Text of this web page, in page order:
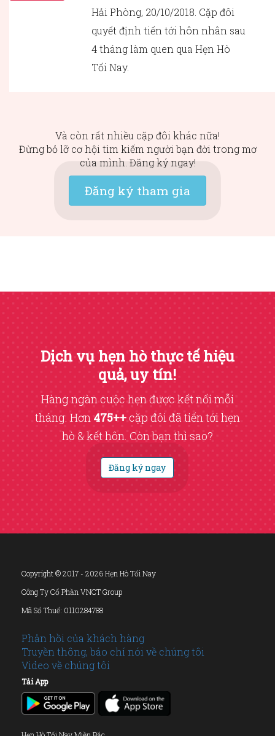
Hải Phòng, 20/10/2018. Cặp đôi
quyết định tiến tới hôn nhân sau
4 tháng làm quen qua Hẹn Hò
Tối Nay.
Và còn rất nhiều cặp đôi khác nữa!
Đừng bỏ lỡ cơ hội tìm kiếm người bạn đời trong mơ
của mình. Đăng ký ngay!
Đăng ký tham gia
Dịch vụ hẹn hò thực tế hiệu
quả, uy tín!
Hàng ngàn cuộc hẹn được kết nối mỗi
tháng. Hơn 475++cặp đôi đã tiến tới hẹn
hò & kết hôn. Còn bạn thì sao?
Đăng ký ngay
Copyright © 2017 - 2026 Hẹn Hò Tối Nay
Công Ty Cổ Phần VNCT Group
Mã Số Thuế: 0110284788
Phản hồi của khách hàng
Truyền thông, báo chí nói về chúng tôi
Video về chúng tôi
Tải App